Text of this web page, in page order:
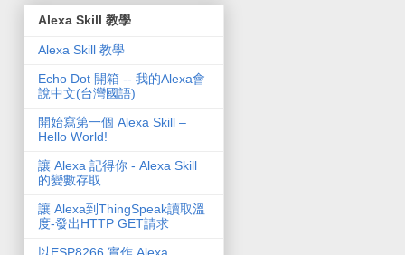
Alexa Skill 教學
Alexa Skill 教學
Echo Dot 開箱 -- 我的Alexa會
說中文(台灣國語)
開始寫第一個 Alexa Skill –
Hello World!
讓 Alexa 記得你 - Alexa Skill
的變數存取
讓 Alexa到ThingSpeak讀取溫
度-發出HTTP GET請求